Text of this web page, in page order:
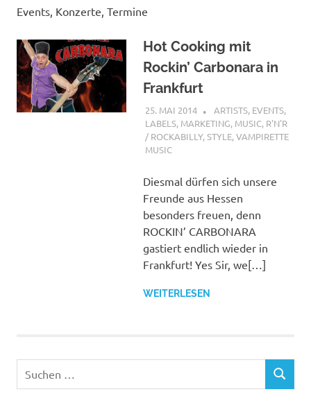
Events, Konzerte, Termine
Hot Cooking mit
Rockin’ Carbonara in
Frankfurt
25. MAI 2014 MCDP-INTERNATIONAL
ARTISTS, EVENTS,
LABELS, MARKETING, MUSIC, R'N'R
/ ROCKABILLY,STYLE,VAMPIRETTE
MUSIC
Diesmal dürfen sich unsere
Freunde aus Hessen
besonders freuen, denn
ROCKIN’ CARBONARA
gastiert endlich wieder in
Frankfurt! Yes Sir, we[…]
WEITERLESEN
Suchen
SUCHEN